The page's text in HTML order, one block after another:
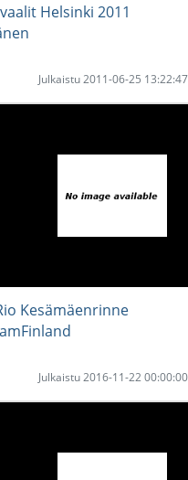
Helsinki 2011
Julkaistu 2011-06-25
Kesämäenrinne
Julkaistu 2016-11-22